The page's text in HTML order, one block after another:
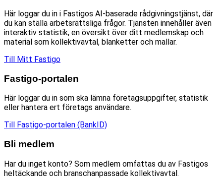
Här loggar du in i Fastigos AI-baserade rådgivningstjänst, där
du kan ställa arbetsrättsliga frågor. Tjänsten innehåller även
interaktiv statistik, en översikt över ditt medlemskap och
material som kollektivavtal, blanketter och mallar.
Till Mitt Fastigo
Fastigo-portalen
Här loggar du in som ska lämna företagsuppgifter, statistik
eller hantera ert företags användare.
Till Fastigo-portalen (BankID)
Bli medlem
Har du inget konto? Som medlem omfattas du av Fastigos
heltäckande och branschanpassade kollektivavtal.